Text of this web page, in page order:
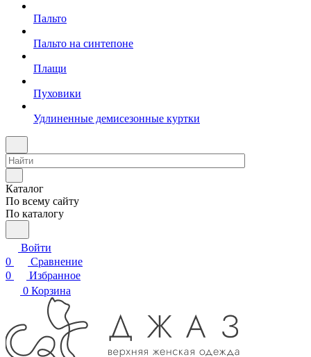
Пальто
Пальто на синтепоне
Плащи
Пуховики
Удлиненные демисезонные куртки
Каталог
По всему сайту
По каталогу
Войти
0
Сравнение
0
Избранное
0 Корзина